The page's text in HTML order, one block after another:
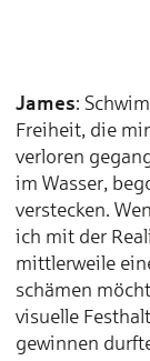
James:
Freiheit, die
verloren
im Wasser,
verstecken.
ich mit der
mittlerweile
schämen
visuelle
gewinnen